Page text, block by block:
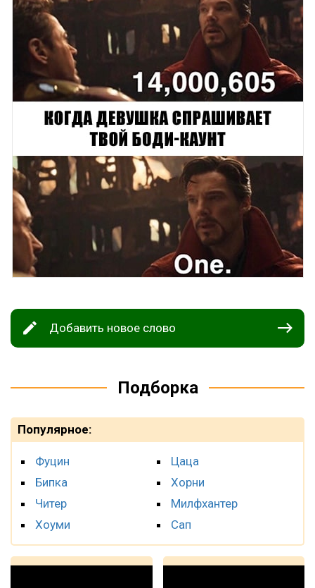
Добавить новое слово
Подборка
Популярное:
Фуцин
Бипка
Читер
Хоуми
Цаца
Хорни
Милфхантер
Сап